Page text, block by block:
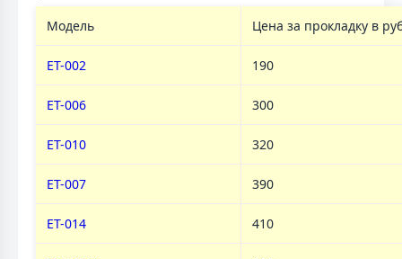
Модель Цена за прокладку в
ET-002 190
ET-006 300
ET-010 320
ET-007 390
ET-014 410